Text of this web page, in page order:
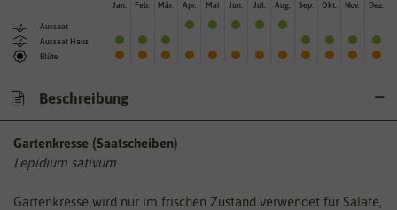
Aussaat
Aussaat Haus
Blüte
Jan. Feb. Mär. Apr. Mai Jun. Jul. Aug. Sep. Okt. Nov. Dez.
Beschreibung
Gartenkresse (Saatscheiben)
Lepidium sativum
Gartenkresse wird nur im frischen Zustand verwendet für Salate,